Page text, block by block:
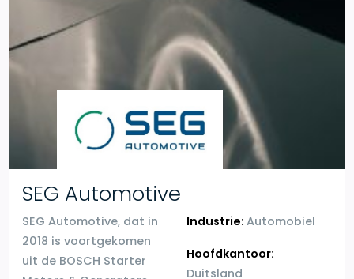
SEG Automotive
SEG Automotive, dat in
2018 is voortgekomen
uit de BOSCH Starter
Industrie: Automobiel
Hoofdkantoor:
Duitsland